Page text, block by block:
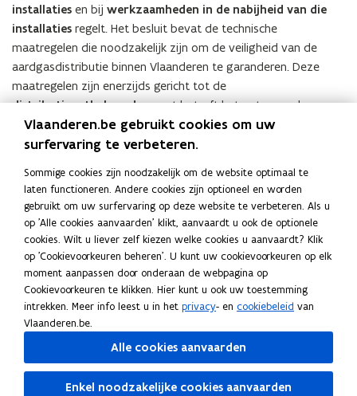
installaties en bij werkzaamheden in de nabijheid van die
installaties regelt. Het besluit bevat de technische
maatregelen die noodzakelijk zijn om de veiligheid van de
aardgasdistributie binnen Vlaanderen te garanderen. Deze
maatregelen zijn enerzijds gericht tot de
distributienetbeheerderswat betreft het ontwerp, de
aanleg, de ingebruikstelling, de exploitatie en het onderhoud
van aardgasdistributie-installaties; en anderzijds tot
installaties voor aardgasdistributie
Documenten
V
R
2
0
2
6
2
5
VR 2026 2905 DOC.0558-1 BVR
Aardgasdistributieveiligheid - nota BIS
V
R
2
0
2
6
2
0
5
PDF • 274,3KB
V
R
2
0
6
VR 2026 2905 DOC.0558-2 BVR
Aardgasdistributieveiligheid - BVR BIS
V
R
2
0
6
PDF • 242,2KB
2
VR 2026 2905 DOC.0558-3 BVR
2
PDF • 417,2KB
Vlaanderen.be gebruikt cookies om uw
surfervaring te verbeteren.
Sommige cookies zijn noodzakelijk om de website optimaal te
laten functioneren. Andere cookies zijn optioneel en worden
gebruikt om uw surfervaring op deze website te verbeteren. Als u
op 'Alle cookies aanvaarden' klikt, aanvaardt u ook de optionele
cookies. Wilt u liever zelf kiezen welke cookies u aanvaardt? Klik
op 'Cookievoorkeuren beheren'. U kunt uw cookievoorkeuren op elk
moment aanpassen door onderaan de webpagina op
Cookievoorkeuren te klikken. Hier kunt u ook uw toestemming
intrekken. Meer info leest u in het privacy- en cookiebeleid van
Vlaanderen.be.
Alle cookies aanvaarden
Enkel noodzakelijke cookies aanvaarden